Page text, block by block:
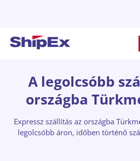
A legolcsóbb
országba
Expressz szállítás az országba
legolcsóbb áron, időben történő